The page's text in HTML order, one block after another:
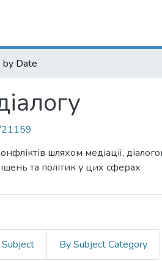
by Date
21159
шляхом медіації,
та політик у цих сферах
By Subject Category